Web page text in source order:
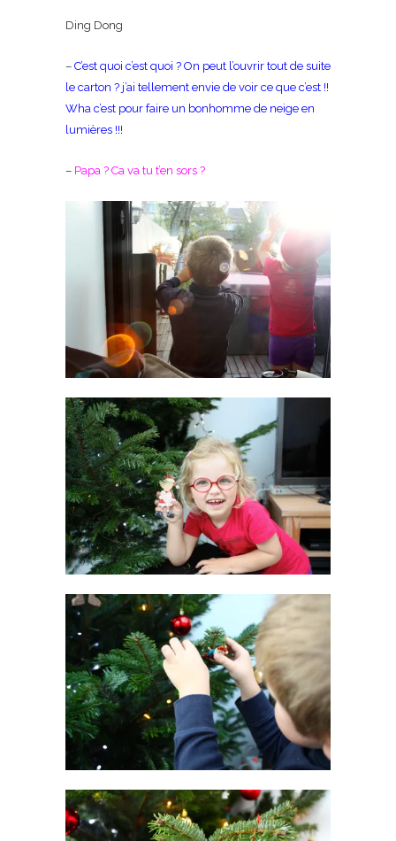
Ding Dong
– C’est quoi c’est quoi ? On peut l’ouvrir tout de suite
le carton ? j’ai tellement envie de voir ce que c’est !!
Wha c’est pour faire un bonhomme de neige en
lumières !!!
– Papa ? Ca va tu t’en sors ?